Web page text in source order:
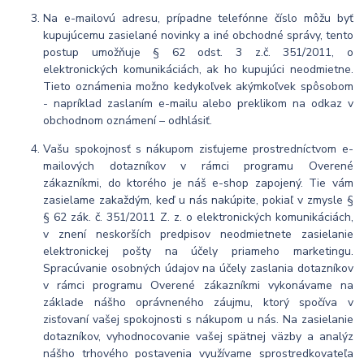
Na e-mailovú adresu, prípadne telefónne číslo môžu byť
kupujúcemu zasielané novinky a iné obchodné správy, tento
postup umožňuje § 62 odst. 3 z.č. 351/2011, o
elektronických komunikáciách, ak ho kupujúci neodmietne.
Tieto oznámenia možno kedykoľvek akýmkoľvek spôsobom
- napríklad zaslaním e-mailu alebo preklikom na odkaz v
obchodnom oznámení – odhlásiť.
Vašu spokojnosť s nákupom zisťujeme prostredníctvom e-
mailových dotazníkov v rámci programu Overené
zákazníkmi, do ktorého je náš e-shop zapojený. Tie vám
zasielame zakaždým, keď u nás nakúpite, pokiaľ v zmysle §
§ 62 zák. č. 351/2011 Z. z. o elektronických komunikáciách,
v znení neskorších predpisov neodmietnete zasielanie
elektronickej pošty na účely priameho marketingu.
Spracúvanie osobných údajov na účely zaslania dotazníkov
v rámci programu Overené zákazníkmi vykonávame na
základe nášho oprávneného záujmu, ktorý spočíva v
zisťovaní vašej spokojnosti s nákupom u nás. Na zasielanie
dotazníkov, vyhodnocovanie vašej spätnej väzby a analýz
nášho trhového postavenia využívame sprostredkovateľa